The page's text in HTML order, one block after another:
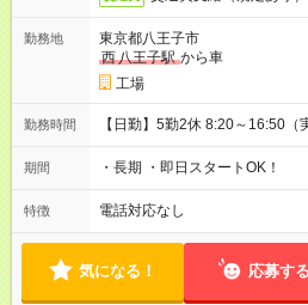
勤務地
東京都八王子市
西八王子駅 から車
工場
勤務時間 【日勤】5勤2休 8:20～16:50（
期間 ・長期 ・即日スタートOK！
特徴 電話対応なし
気になる！ 応募する